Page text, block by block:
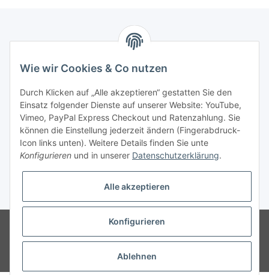
Vertrag widerrufen
Versand
Unser Webshop richtet sich an gewerbliche
Kunden. Verkauf nur an Unternehmer, Gewerbetreibende, Freiberufler und
öffentliche Institutionen. Kein Verkauf an Verbraucher i.S.d. § 13 BGB alle
Preise verstehen sich zzgl. Mehrwertsteuer. Irrtum vorbehalten.
Wie wir Cookies & Co nutzen
Durch Klicken auf „Alle akzeptieren“ gestatten Sie den
Einsatz folgender Dienste auf unserer Website: YouTube,
Vimeo, PayPal Express Checkout und Ratenzahlung. Sie
können die Einstellung jederzeit ändern (Fingerabdruck-
Icon links unten). Weitere Details finden Sie unte
Konfigurieren und in unserer Datenschutzerklärung.
Alle akzeptieren
Konfigurieren
Ablehnen